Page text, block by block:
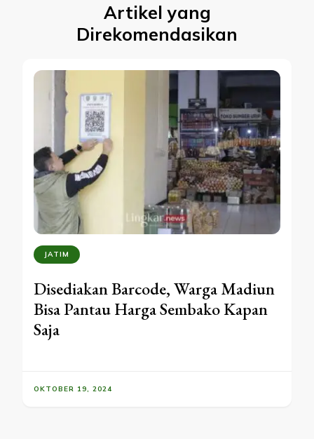
Artikel yang
Direkomendasikan
JATIM
Disediakan Barcode, Warga Madiun
Bisa Pantau Harga Sembako Kapan
Saja
OKTOBER 19, 2024